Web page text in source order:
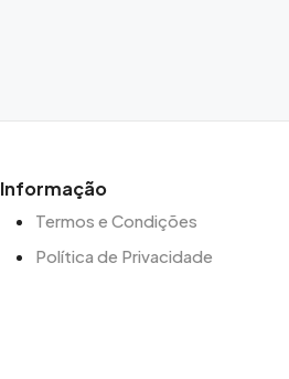
Informação
Termos e Condições
Política de Privacidade